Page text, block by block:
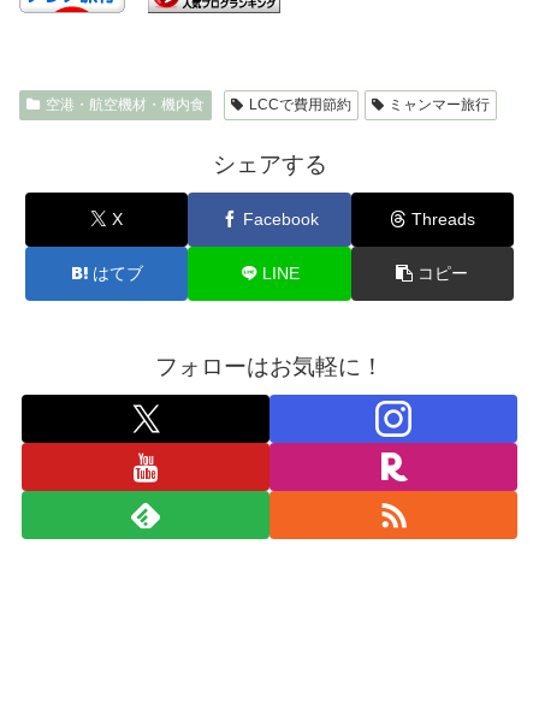
空港・航空機材・機内食 LCCで費用節約 ミャンマー旅行
シェアする
X Facebook Threads
はてブ LINE コピー
フォローはお気軽に！